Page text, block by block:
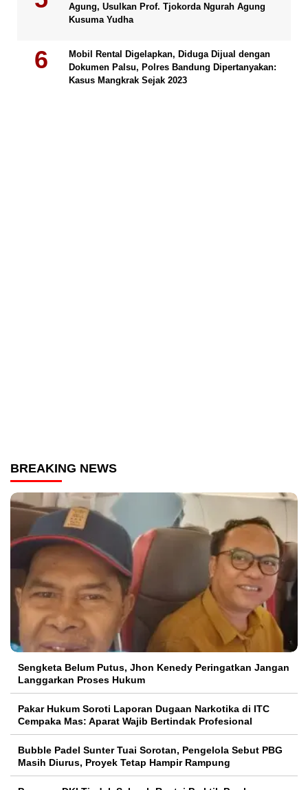
Agung, Usulkan Prof. Tjokorda Ngurah Agung
Kusuma Yudha
Mobil Rental Digelapkan, Diduga Dijual dengan
Dokumen Palsu, Polres Bandung Dipertanyakan:
Kasus Mangkrak Sejak 2023
BREAKING NEWS
Sengketa Belum Putus, Jhon Kenedy Peringatkan Jangan
Langgarkan Proses Hukum
Pakar Hukum Soroti Laporan Dugaan Narkotika di ITC
Cempaka Mas: Aparat Wajib Bertindak Profesional
Bubble Padel Sunter Tuai Sorotan, Pengelola Sebut PBG
Masih Diurus, Proyek Tetap Hampir Rampung